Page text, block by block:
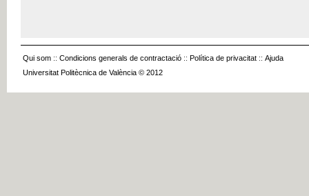
Qui som :: Condicions generals de contractació :: Política de privacitat :: Ajuda
Universitat Politècnica de València © 2012